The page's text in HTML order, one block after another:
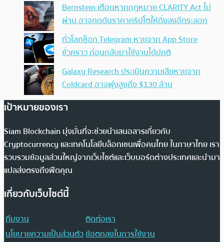
Bernstein เตือนหากกฎหมาย CLARITY Act ไม่
ผ่าน อาจกดดันราคาคริปโตให้ดิ่งลงอีกระลอก
ทั่วโลกช็อก Telegram หายจาก App Store
ชั่วคราว ก่อนกลับมาใช้งานได้ปกติ
Galaxy Research ประเมินความเสียหายจาก
Coldcard อาจพุ่งสูงถึง $130 ล้าน
เป้าหมายของเรา
Siam Blockchain มุ่งมั่นที่จะช่วยนำเสนอสารเกี่ยวกับ
Cryptocurrency และเทคโนโลยีบล็อกเชนเพื่อคนไทย ในภาษาไทย เรา
รวบรวมข้อมูลส่วนใหญ่จากเว็บไซต์และเว็บบอร์ดต่างประเทศและนำมา
แปลส่งตรงถึงฟีดคุณ
เกี่ยวกับเว็บไซต์นี้
ทีมงาน
ติดต่อเรา
นโยบายความเป็นส่วนตัวข้อตกลงในการใช้งาน